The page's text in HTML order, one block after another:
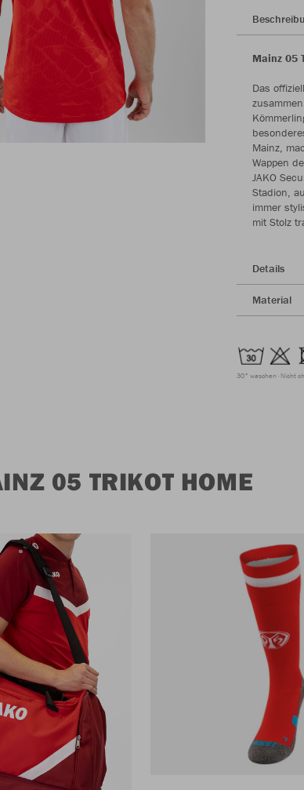
Mainz 05
Das
Mainz,
Wappen
JAKO
Stadion,
immer
mit Stolz
Details
Material
30° waschen Nicht
05 TRIKOT HOME